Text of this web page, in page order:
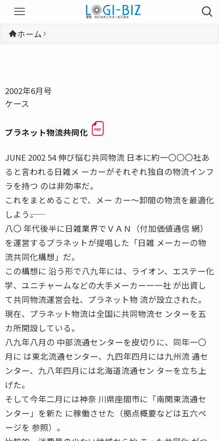
ホーム
2002年6月号
ケース
プラネット物流――共同化
JUNE 2002 54 伸び悩む共同物流 日本に約一〇〇〇社あ
ると言われる日雑メ ーカーがそれぞれ独自の物流インフ
ラを持つ のは非効率だ。
これをまとめることで、メー カー〜卸間の物流を最適化
しよう――。
八〇 年代後半に日雑業界でＶＡＮ（付加価値通信 網）
を運営するプラネットが提唱した「日雑 メーカーの物
流共同化構想」だ。
この構想に 沿う形で八九年には、ライオン、エステー化
学、ユニチャームなどの大手メーカー一一社 が出資し
て共同物流運営会社、プラネット物 流が設立された。
現在、プラネット物流は全国に共同物流セ ンターを五
カ所開設している。
八九年八月の 中部流通センターを皮切りに、同年一〇
月に は東北流通センター、九四年四月には九州流 通セ
ンター、九八年四月には北海道流通セン ターを立ち上
げた。
そして今年二月には神奈 川県座間市に「南関東流通セ
ンター」を新た に稼働させた（拠点概要などは五六ペ
ージを 参照）。